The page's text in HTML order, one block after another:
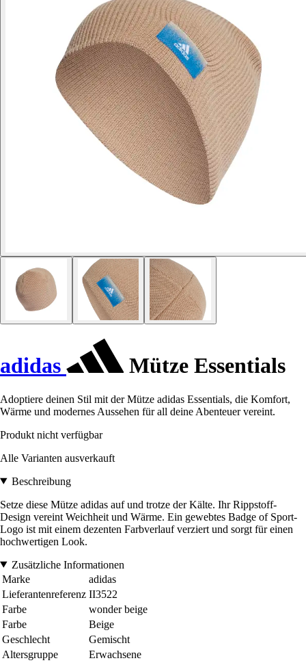
adidas Mütze Essentials
Adoptiere deinen Stil mit der Mütze adidas Essentials, die Komfort,
Wärme und modernes Aussehen für all deine Abenteuer vereint.
Produkt nicht verfügbar
Alle Varianten ausverkauft
Beschreibung
Setze diese Mütze adidas auf und trotze der Kälte. Ihr Rippstoff-
Design vereint Weichheit und Wärme. Ein gewebtes Badge of Sport-
Logo ist mit einem dezenten Farbverlauf verziert und sorgt für einen
hochwertigen Look.
Zusätzliche Informationen
Marke
adidas
Lieferantenreferenz II3522
Farbe
wonder beige
Farbe
Beige
Geschlecht
Gemischt
Altersgruppe
Erwachsene